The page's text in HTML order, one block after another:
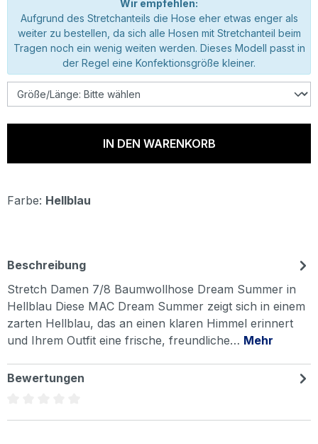
Wir empfehlen:
Aufgrund des Stretchanteils die Hose eher etwas enger als
weiter zu bestellen, da sich alle Hosen mit Stretchanteil beim
Tragen noch ein wenig weiten werden. Dieses Modell passt in
der Regel eine Konfektionsgröße kleiner.
IN DEN WARENKORB
Farbe: Hellblau
Beschreibung
Stretch Damen 7/8 Baumwollhose Dream Summer in
Hellblau Diese MAC Dream Summer zeigt sich in einem
zarten Hellblau, das an einen klaren Himmel erinnert
und Ihrem Outfit eine frische, freundliche… Mehr
Bewertungen